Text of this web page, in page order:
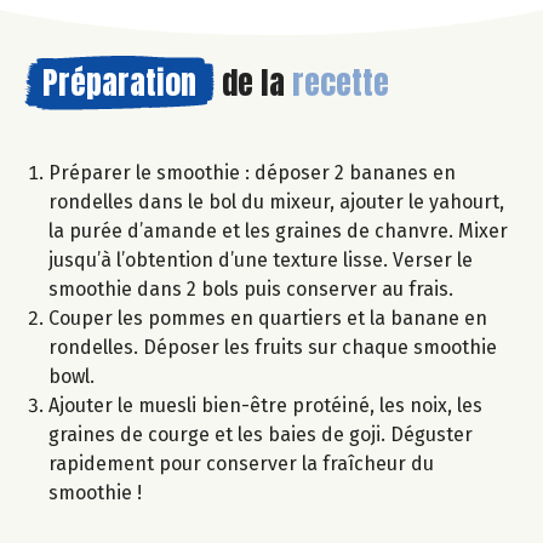
Préparation de la recette
Préparer le smoothie : déposer 2 bananes en
rondelles dans le bol du mixeur, ajouter le yahourt,
la purée d’amande et les graines de chanvre. Mixer
jusqu’à l’obtention d’une texture lisse. Verser le
smoothie dans 2 bols puis conserver au frais.
Couper les pommes en quartiers et la banane en
rondelles. Déposer les fruits sur chaque smoothie
bowl.
Ajouter le muesli bien-être protéiné, les noix, les
graines de courge et les baies de goji. Déguster
rapidement pour conserver la fraîcheur du
smoothie !